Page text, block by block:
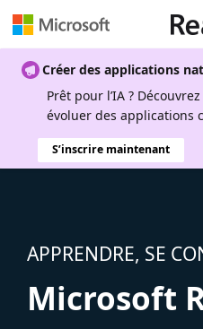
Créer des applications
Prêt pour l’IA ?
évoluer des applications
S’inscrire maintenant
APPRENDRE, SE
Microsoft